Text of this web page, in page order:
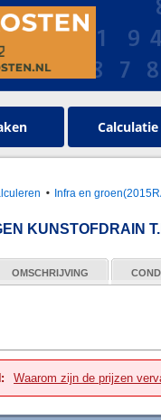
Infra en
KUNSTOFDRAIN
OMSCHRIJVING
Waarom zijn de prijzen